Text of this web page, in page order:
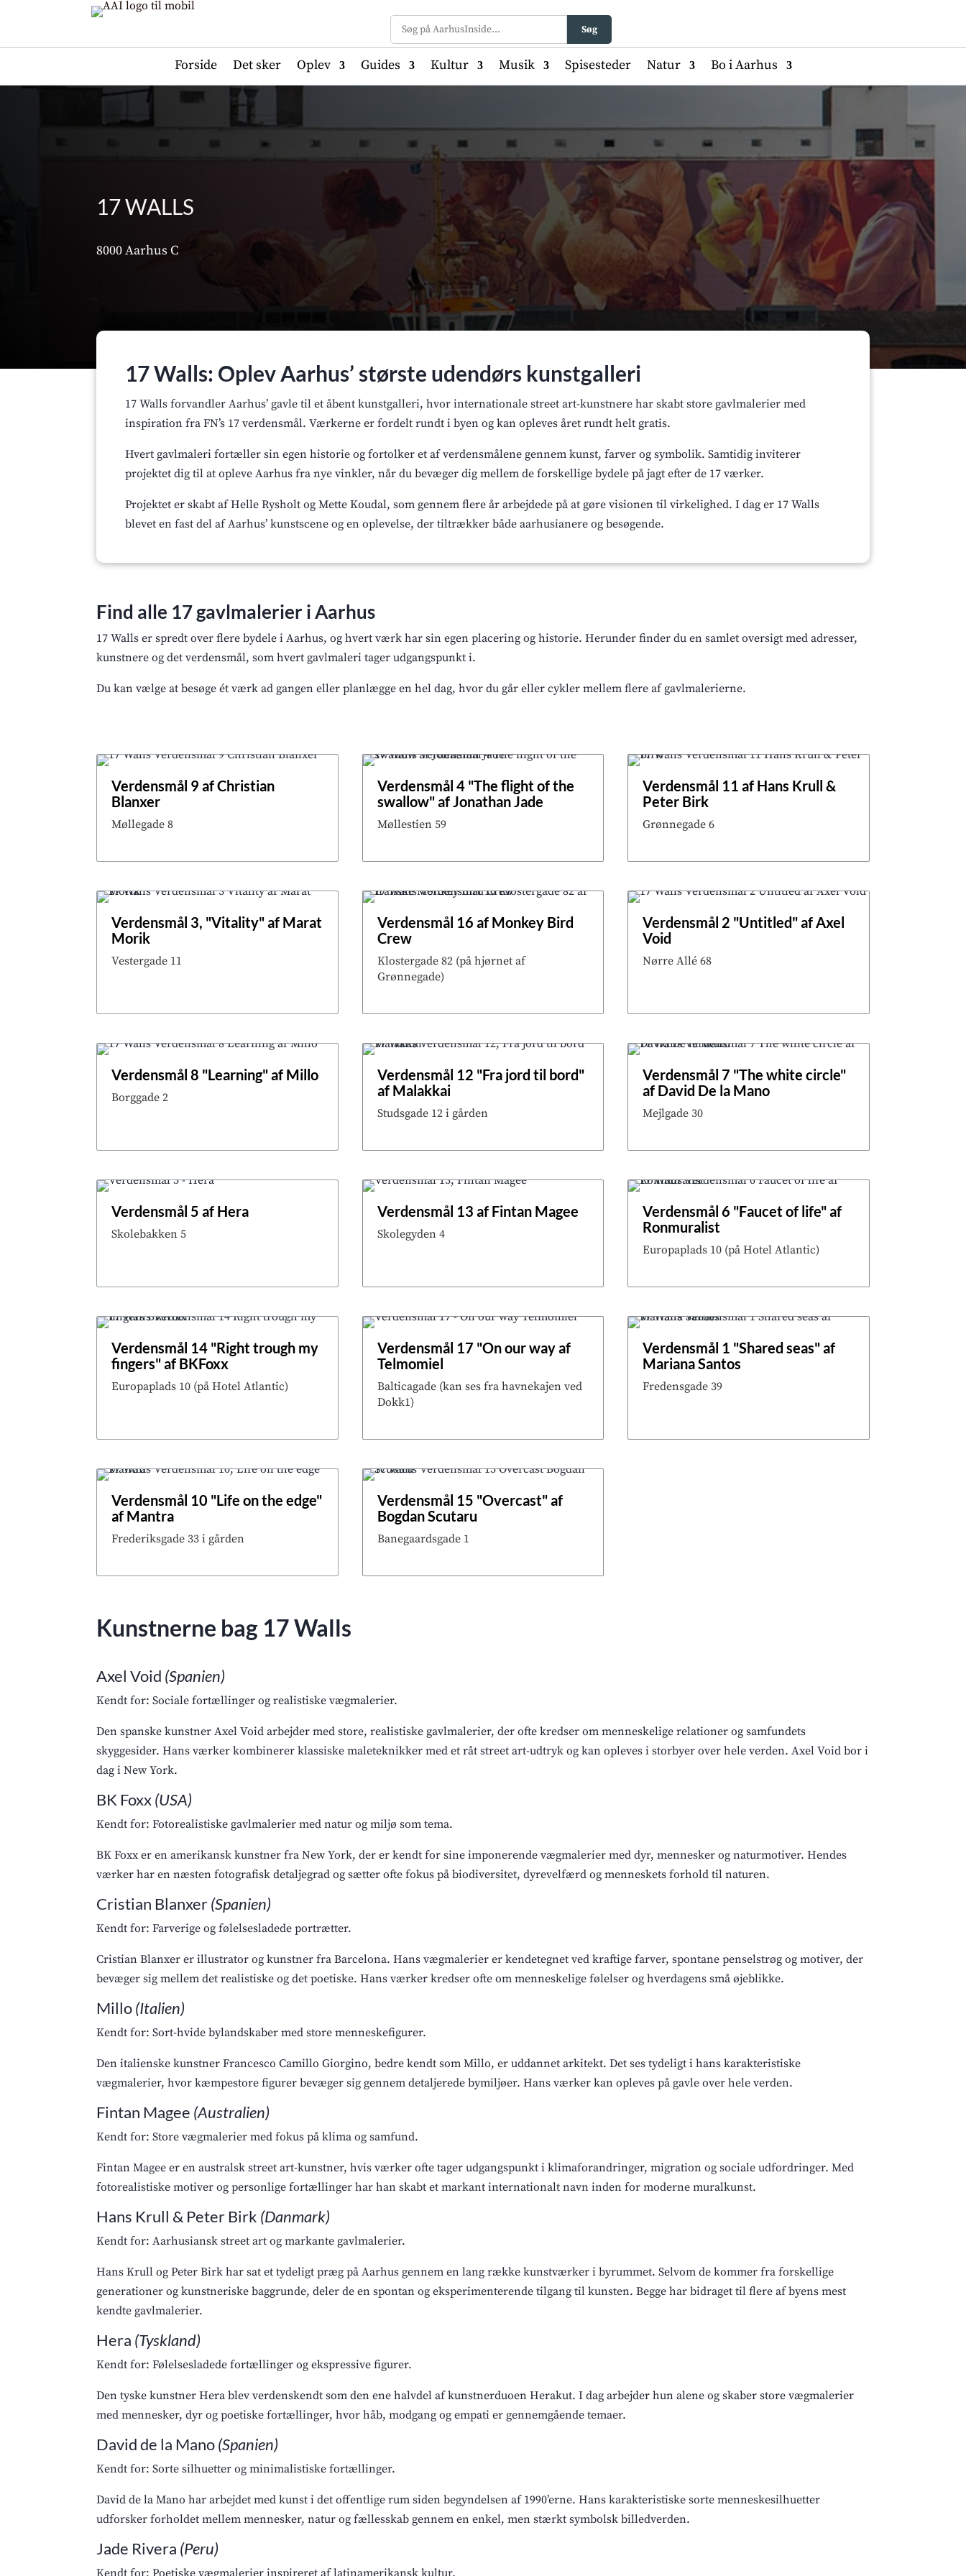
Søg
Forside Det sker Oplev Guides Kultur Musik Spisesteder Natur Bo i Aarhus
17 WALLS
8000 Aarhus C
17 Walls: Oplev Aarhus’ største udendørs kunstgalleri
17 Walls forvandler Aarhus’ gavle til et åbent kunstgalleri, hvor internationale street art-kunstnere har skabt store gavlmalerier med
inspiration fra FN’s 17 verdensmål. Værkerne er fordelt rundt i byen og kan opleves året rundt helt gratis.
Hvert gavlmaleri fortæller sin egen historie og fortolker et af verdensmålene gennem kunst, farver og symbolik. Samtidig inviterer
projektet dig til at opleve Aarhus fra nye vinkler, når du bevæger dig mellem de forskellige bydele på jagt efter de 17 værker.
Projektet er skabt af Helle Rysholt og Mette Koudal, som gennem flere år arbejdede på at gøre visionen til virkelighed. I dag er 17 Walls
blevet en fast del af Aarhus’ kunstscene og en oplevelse, der tiltrækker både aarhusianere og besøgende.
Find alle 17 gavlmalerier i Aarhus
17 Walls er spredt over flere bydele i Aarhus, og hvert værk har sin egen placering og historie. Herunder finder du en samlet oversigt med adresser,
kunstnere og det verdensmål, som hvert gavlmaleri tager udgangspunkt i.
Du kan vælge at besøge ét værk ad gangen eller planlægge en hel dag, hvor du går eller cykler mellem flere af gavlmalerierne.
Verdensmål 9 af Christian
Blanxer
Møllegade 8
Verdensmål 4 "The flight of the
swallow" af Jonathan Jade
Møllestien 59
Verdensmål 11 af Hans Krull &
Peter Birk
Grønnegade 6
Verdensmål 3, "Vitality" af Marat
Morik
Vestergade 11
Verdensmål 16 af Monkey Bird
Crew
Klostergade 82 (på hjørnet af
Grønnegade)
Verdensmål 2 "Untitled" af Axel
Void
Nørre Allé 68
Verdensmål 8 "Learning" af Millo
Borggade 2
Verdensmål 12 "Fra jord til bord"
af Malakkai
Studsgade 12 i gården
Verdensmål 7 "The white circle"
af David De la Mano
Mejlgade 30
Verdensmål 5 af Hera
Skolebakken 5
Verdensmål 13 af Fintan Magee
Skolegyden 4
Verdensmål 6 "Faucet of life" af
Ronmuralist
Europaplads 10 (på Hotel Atlantic)
Verdensmål 14 "Right trough my
fingers" af BKFoxx
Europaplads 10 (på Hotel Atlantic)
Verdensmål 17 "On our way af
Telmomiel
Balticagade (kan ses fra havnekajen ved
Dokk1)
Verdensmål 1 "Shared seas" af
Mariana Santos
Fredensgade 39
Verdensmål 10 "Life on the edge"
af Mantra
Frederiksgade 33 i gården
Verdensmål 15 "Overcast" af
Bogdan Scutaru
Banegaardsgade 1
Kunstnerne bag 17 Walls
Axel Void (Spanien)
Kendt for: Sociale fortællinger og realistiske vægmalerier.
Den spanske kunstner Axel Void arbejder med store, realistiske gavlmalerier, der ofte kredser om menneskelige relationer og samfundets
skyggesider. Hans værker kombinerer klassiske maleteknikker med et råt street art-udtryk og kan opleves i storbyer over hele verden. Axel Void bor i
dag i New York.
BK Foxx(USA)
Kendt for: Fotorealistiske gavlmalerier med natur og miljø som tema.
BK Foxx er en amerikansk kunstner fra New York, der er kendt for sine imponerende vægmalerier med dyr, mennesker og naturmotiver. Hendes
værker har en næsten fotografisk detaljegrad og sætter ofte fokus på biodiversitet, dyrevelfærd og menneskets forhold til naturen.
Cristian Blanxer(Spanien)
Kendt for: Farverige og følelsesladede portrætter.
Cristian Blanxer er illustrator og kunstner fra Barcelona. Hans vægmalerier er kendetegnet ved kraftige farver, spontane penselstrøg og motiver, der
bevæger sig mellem det realistiske og det poetiske. Hans værker kredser ofte om menneskelige følelser og hverdagens små øjeblikke.
Millo(Italien)
Kendt for: Sort-hvide bylandskaber med store menneskefigurer.
Den italienske kunstner Francesco Camillo Giorgino, bedre kendt som Millo, er uddannet arkitekt. Det ses tydeligt i hans karakteristiske
vægmalerier, hvor kæmpestore figurer bevæger sig gennem detaljerede bymiljøer. Hans værker kan opleves på gavle over hele verden.
Fintan Magee (Australien)
Kendt for: Store vægmalerier med fokus på klima og samfund.
Fintan Magee er en australsk street art-kunstner, hvis værker ofte tager udgangspunkt i klimaforandringer, migration og sociale udfordringer. Med
fotorealistiske motiver og personlige fortællinger har han skabt et markant internationalt navn inden for moderne muralkunst.
Hans Krull & Peter Birk (Danmark)
Kendt for: Aarhusiansk street art og markante gavlmalerier.
Hans Krull og Peter Birk har sat et tydeligt præg på Aarhus gennem en lang række kunstværker i byrummet. Selvom de kommer fra forskellige
generationer og kunstneriske baggrunde, deler de en spontan og eksperimenterende tilgang til kunsten. Begge har bidraget til flere af byens mest
kendte gavlmalerier.
Hera (Tyskland)
Kendt for: Følelsesladede fortællinger og ekspressive figurer.
Den tyske kunstner Hera blev verdenskendt som den ene halvdel af kunstnerduoen Herakut. I dag arbejder hun alene og skaber store vægmalerier
med mennesker, dyr og poetiske fortællinger, hvor håb, modgang og empati er gennemgående temaer.
David de la Mano(Spanien)
Kendt for: Sorte silhuetter og minimalistiske fortællinger.
David de la Mano har arbejdet med kunst i det offentlige rum siden begyndelsen af 1990’erne. Hans karakteristiske sorte menneskesilhuetter
udforsker forholdet mellem mennesker, natur og fællesskab gennem en enkel, men stærkt symbolsk billedverden.
Jade Rivera (Peru)